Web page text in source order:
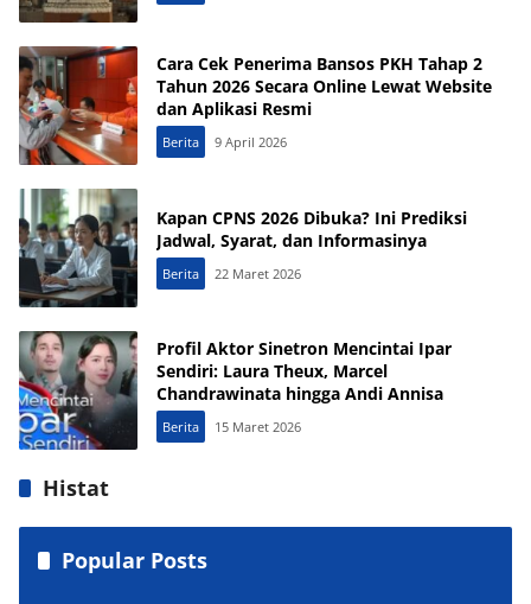
Cara Cek Penerima Bansos PKH Tahap 2
Tahun 2026 Secara Online Lewat Website
dan Aplikasi Resmi
Berita 9 April 2026
Kapan CPNS 2026 Dibuka? Ini Prediksi
Jadwal, Syarat, dan Informasinya
Berita 22 Maret 2026
Profil Aktor Sinetron Mencintai Ipar
Sendiri: Laura Theux, Marcel
Chandrawinata hingga Andi Annisa
Berita 15 Maret 2026
Histat
Popular Posts